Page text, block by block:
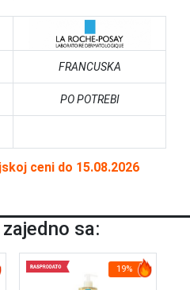
FRANCUSKA
PO POTREBI
ceni do 15.08.2026
sa:
19%